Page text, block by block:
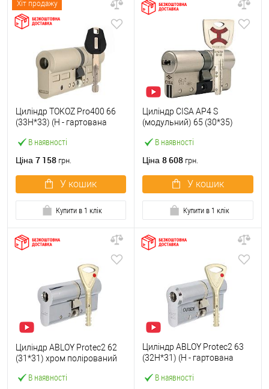
Хіт продажу
В наявності
Циліндр TOKOZ Pro400 66
(33H*33) (H - гартована
Ціна 7 158 грн.
У кошик
Купити в 1 клік
В наявності
Циліндр CISA AP4 S
(модульний) 65 (30*35)
Ціна 8 608 грн.
У кошик
Купити в 1 клік
В наявності
Циліндр ABLOY Protec2 62
(31*31) хром полірований
В наявності
Циліндр ABLOY Protec2 63
(32H*31) (H - гартована